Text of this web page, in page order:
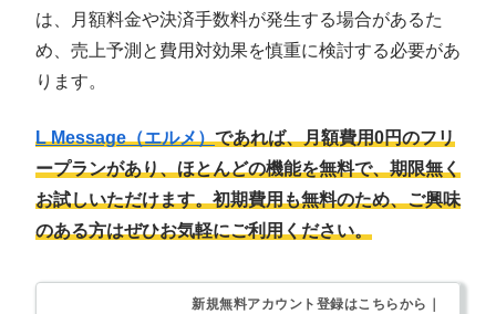
は、月額料金や決済手数料が発生する場合があるた
め、売上予測と費用対効果を慎重に検討する必要があ
ります。
L Message（エルメ）であれば、月額費用0円のフリ
ープランがあり、ほとんどの機能を無料で、期限無く
お試しいただけます。初期費用も無料のため、ご興味
のある方はぜひお気軽にご利用ください。
新規無料アカウント登録はこちらから｜